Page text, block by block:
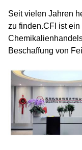
Seit vielen Jahren
zu finden.CFI ist
Beschaffung von